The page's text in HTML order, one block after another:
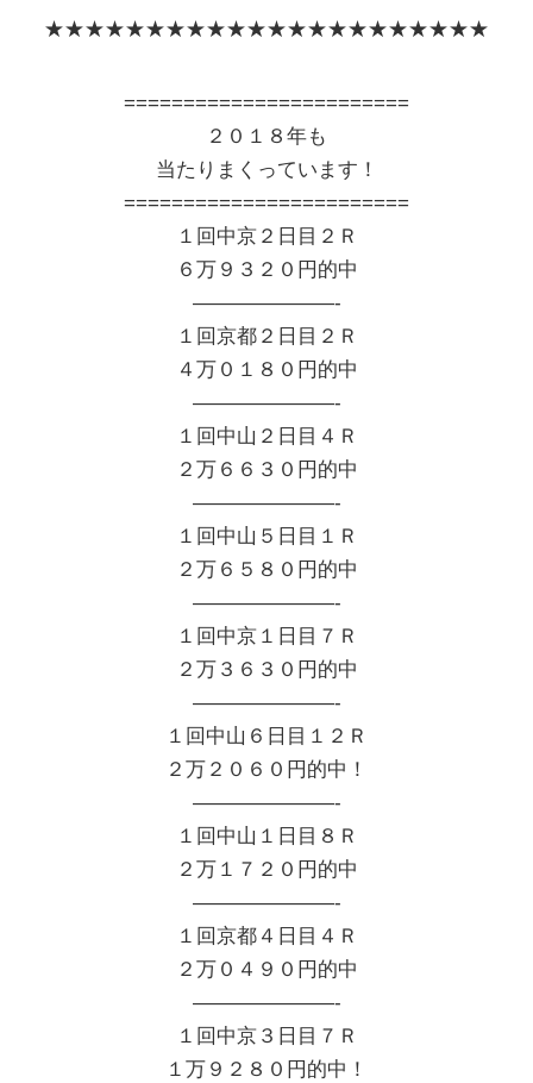
★★★★★★★★★★★★★★★★★★★★★★
========================
２０１８年も
当たりまくっています！
========================
１回中京２日目２Ｒ
６万９３２０円的中
———————-
１回京都２日目２Ｒ
４万０１８０円的中
———————-
１回中山２日目４Ｒ
２万６６３０円的中
———————-
１回中山５日目１Ｒ
２万６５８０円的中
———————-
１回中京１日目７Ｒ
２万３６３０円的中
———————-
１回中山６日目１２Ｒ
２万２０６０円的中！
———————-
１回中山１日目８Ｒ
２万１７２０円的中
———————-
１回京都４日目４Ｒ
２万０４９０円的中
———————-
１回中京３日目７Ｒ
１万９２８０円的中！